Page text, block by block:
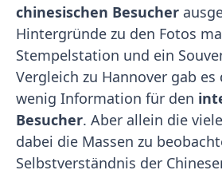
chinesischen Besucher
Hintergründe zu den Fotos
Stempelstation und ein
Vergleich zu Hannover gab es
wenig Information für den
Besucher. Aber allein die
dabei die Massen zu
Selbstverständnis der